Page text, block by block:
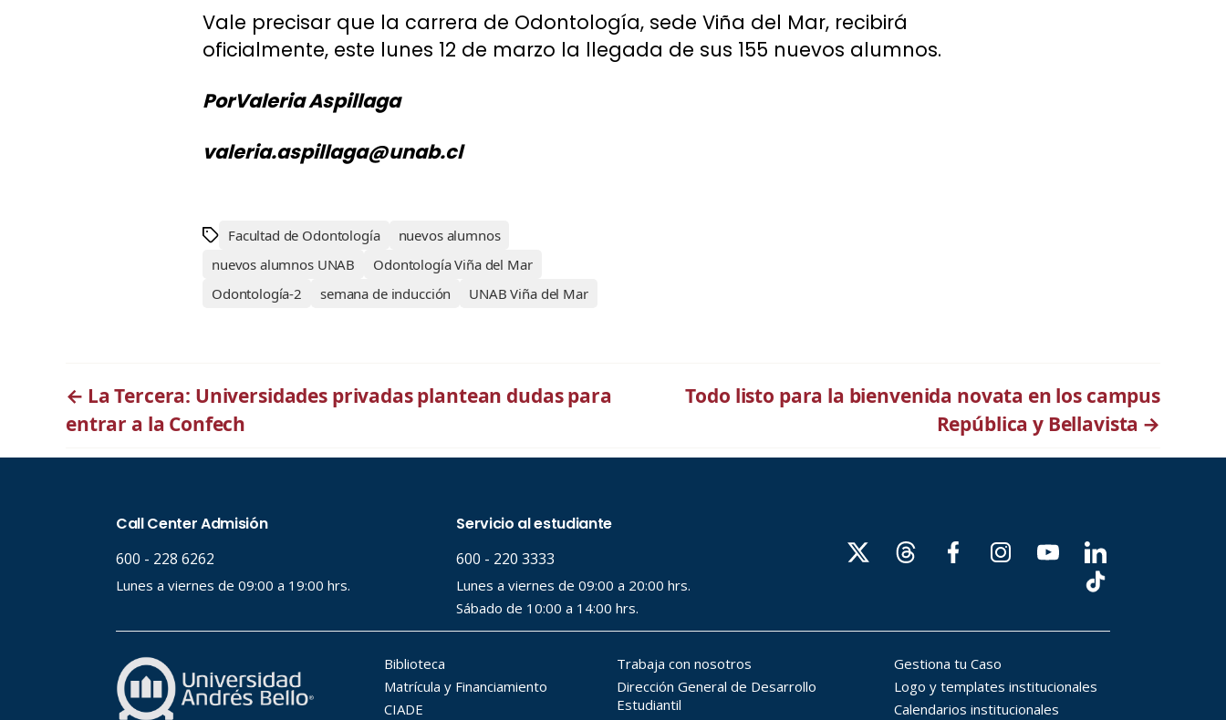
Vale precisar que la carrera de Odontología, sede Viña del Mar, recibirá
oficialmente, este lunes 12 de marzo la llegada de sus 155 nuevos alumnos.
PorValeria Aspillaga
valeria.aspillaga@unab.cl
Facultad de Odontología
nuevos alumnos
nuevos alumnos UNAB
Odontología Viña del Mar
Odontología-2
semana de inducción UNAB Viña del Mar
← La Tercera: Universidades privadas plantean dudas para
entrar a la Confech
Todo listo para la bienvenida novata en los campus
República y Bellavista →